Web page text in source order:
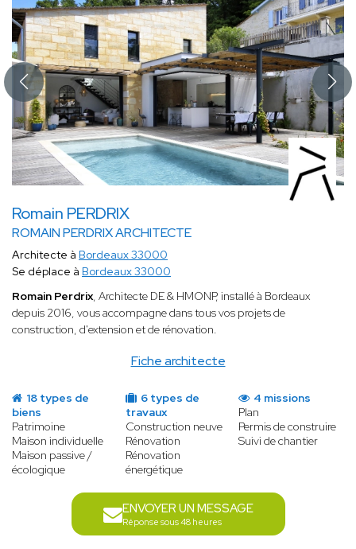
Romain PERDRIX
ROMAIN PERDRIX ARCHITECTE
Fiche architecte
Architecte à Bordeaux 33000
Se déplace à Bordeaux 33000
Romain Perdrix, Architecte DE & HMONP, installé à Bordeaux
depuis 2016, vous accompagne dans tous vos projets de
construction, d'extension et de rénovation.
18 types de
biens
Patrimoine
Maison individuelle
Maison passive /
écologique
6 types de
travaux
Construction neuve
Rénovation
Rénovation
énergétique
4 missions
Plan
Permis de construire
Suivi de chantier
ENVOYER UN MESSAGE
Réponse sous 48 heures